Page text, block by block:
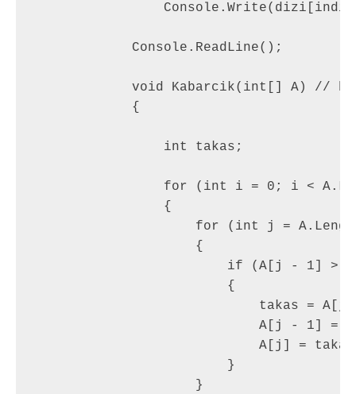
            Console.ReadLine();
void Kabarcik(int[] A) //
            {
                int takas;
for (int i = 0; i <
                {
for (int j =
                    {
if (A[j - 1] >
                        {
takas = A[j
A[j - 1] =
A[j] =
                        }
                    }